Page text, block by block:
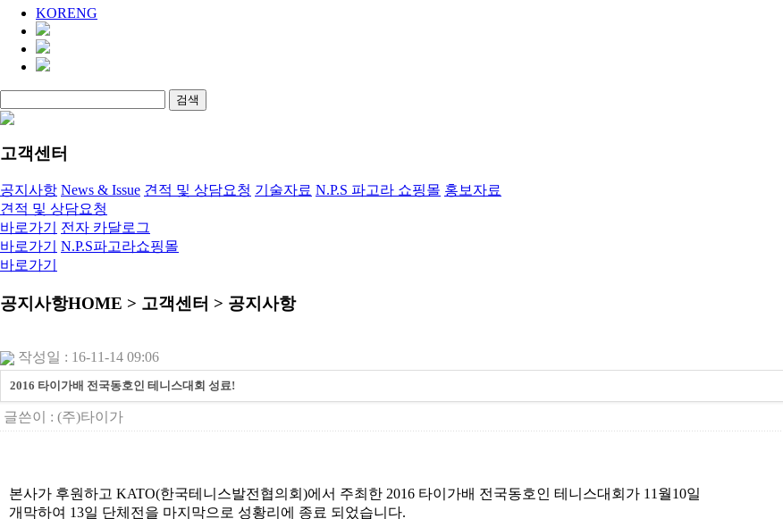
KORENG
고객센터
공지사항 News & Issue 견적 및 상담요청 기술자료 N.P.S 파고라 쇼핑몰 홍보자료
견적 및 상담요청
바로가기
전자 카달로그
바로가기
N.P.S파고라쇼핑몰
바로가기
공지사항HOME > 고객센터 > 공지사항
작성일 : 16-11-14 09:06
2016 타이가배 전국동호인 테니스대회 성료!
글쓴이 : (주)타이가
본사가 후원하고 KATO(한국테니스발전협의회)에서 주최한 2016 타이가배 전국동호인 테니스대회가 11월10일
개막하여 13일 단체전을 마지막으로 성황리에 종료 되었습니다.